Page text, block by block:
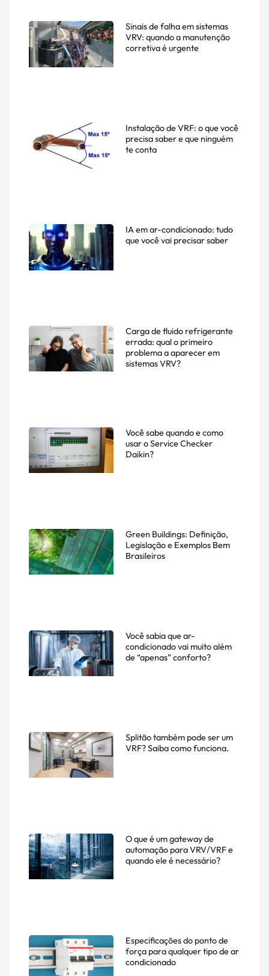
Sinais de falha em sistemas
VRV: quando a manutenção
corretiva é urgente
Instalação de VRF: o que você
precisa saber e que ninguém
te conta
IA em ar-condicionado: tudo
que você vai precisar saber
Carga de fluido refrigerante
errada: qual o primeiro
problema a aparecer em
sistemas VRV?
Você sabe quando e como
usar o Service Checker
Daikin?
Green Buildings: Definição,
Legislação e Exemplos Bem
Brasileiros
Você sabia que ar-
condicionado vai muito além
de “apenas” conforto?
Splitão também pode ser um
VRF? Saiba como funciona.
O que é um gateway de
automação para VRV/VRF e
quando ele é necessário?
Especificações do ponto de
força para qualquer tipo de ar
condicionado